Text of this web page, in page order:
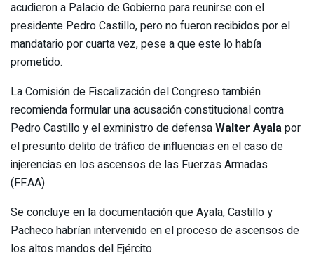
acudieron a Palacio de Gobierno para reunirse con el
presidente Pedro Castillo, pero no fueron recibidos por el
mandatario por cuarta vez, pese a que este lo había
prometido.
La Comisión de Fiscalización del Congreso también
recomienda formular una acusación constitucional contra
Pedro Castillo y el exministro de defensaWalter Ayalapor
el presunto delito de tráfico de influencias en el caso de
injerencias en los ascensos de las Fuerzas Armadas
(FF.AA).
Se concluye en la documentación que Ayala, Castillo y
Pacheco habrían intervenido en el proceso de ascensos de
los altos mandos del Ejército.